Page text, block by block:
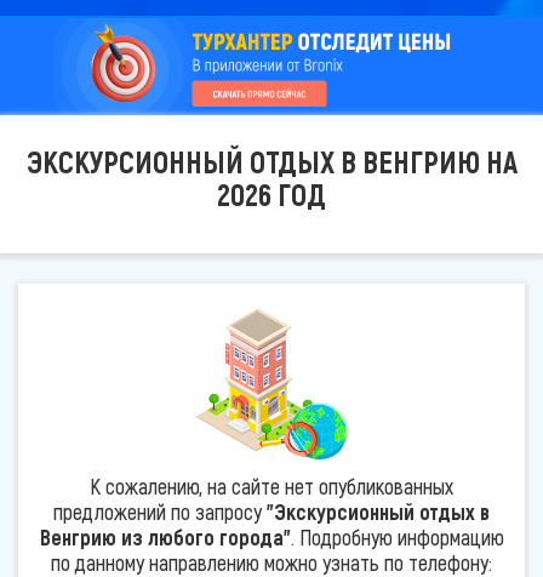
ЭКСКУРСИОННЫЙ ОТДЫХ В ВЕНГРИЮ НА
2026 ГОД
К сожалению, на сайте нет опубликованных
предложений по запросу"Экскурсионный отдых в
Венгрию из любого города". Подробную информацию
по данному направлению можно узнать по телефону: